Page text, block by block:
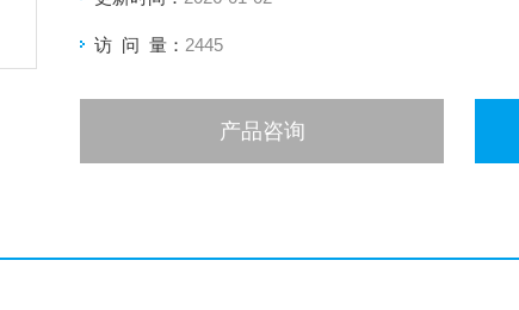
访 问 量： 2445
产品咨询